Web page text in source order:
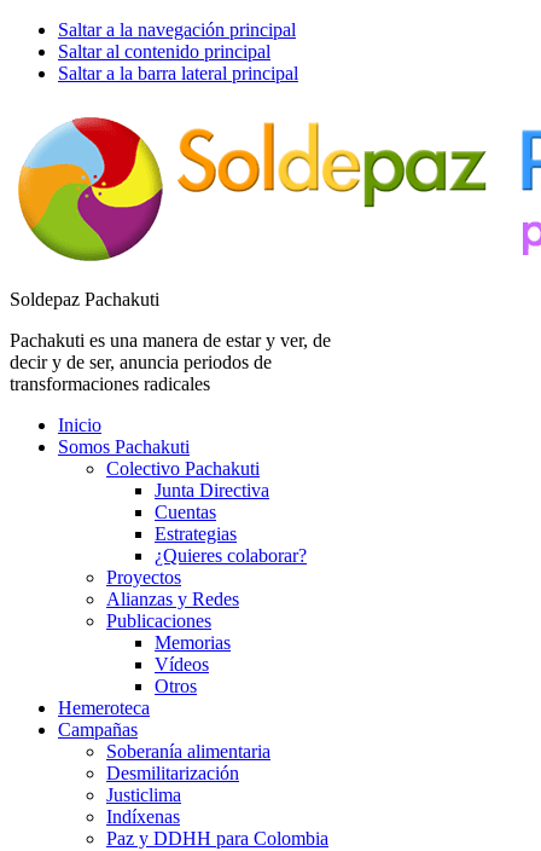
Saltar a la navegación principal
Saltar al contenido principal
Saltar a la barra lateral principal
Soldepaz Pachakuti
Pachakuti es una manera de estar y ver, de
decir y de ser, anuncia periodos de
transformaciones radicales
Inicio
Somos Pachakuti
Colectivo Pachakuti
Junta Directiva
Cuentas
Estrategias
¿Quieres colaborar?
Proyectos
Alianzas y Redes
Publicaciones
Memorias
Vídeos
Otros
Hemeroteca
Campañas
Soberanía alimentaria
Desmilitarización
Justiclima
Indíxenas
Paz y DDHH para Colombia